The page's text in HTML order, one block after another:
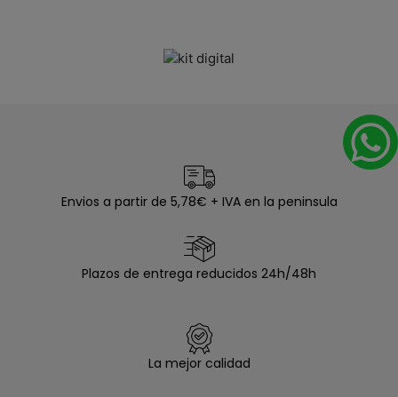
Envios a partir de 5,78€ + IVA en la peninsula
Plazos de entrega reducidos 24h/48h
La mejor calidad